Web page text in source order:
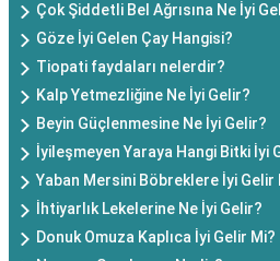
Çok Şiddetli Bel Ağrısına Ne İyi
Göze İyi Gelen Çay Hangisi?
Tiopati faydaları nelerdir?
Kalp Yetmezliğine Ne İyi Gelir?
Beyin Güçlenmesine Ne İyi Gelir?
İyileşmeyen Yaraya Hangi Bitki İyi
Yaban Mersini Böbreklere İyi Gelir
İhtiyarlık Lekelerine Ne İyi Gelir?
Donuk Omuza Kaplıca İyi Gelir Mi?